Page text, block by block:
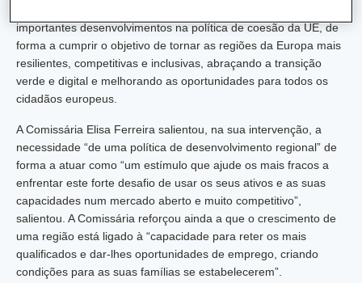
importantes desenvolvimentos na política de coesão da UE, de
forma a cumprir o objetivo de tornar as regiões da Europa mais
resilientes, competitivas e inclusivas, abraçando a transição
verde e digital e melhorando as oportunidades para todos os
cidadãos europeus.
A Comissária Elisa Ferreira salientou, na sua intervenção, a
necessidade “de uma política de desenvolvimento regional” de
forma a atuar como “um estímulo que ajude os mais fracos a
enfrentar este forte desafio de usar os seus ativos e as suas
capacidades num mercado aberto e muito competitivo”,
salientou. A Comissária reforçou ainda a que o crescimento de
uma região está ligado à “capacidade para reter os mais
qualificados e dar-lhes oportunidades de emprego, criando
condições para as suas famílias se estabelecerem”.